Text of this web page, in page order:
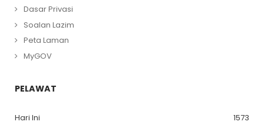
Dasar Privasi
Soalan Lazim
Peta Laman
MyGOV
PELAWAT
Hari Ini
1573